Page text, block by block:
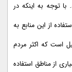
توجه به اینکه در
از این منابع به
است که اکثر مردم
از مناطق استفاده